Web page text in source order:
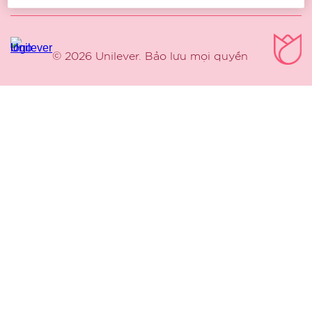
© 2026 Unilever. Bảo lưu mọi quyền